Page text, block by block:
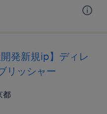
発新規ip】ディレ
リッシャー
都